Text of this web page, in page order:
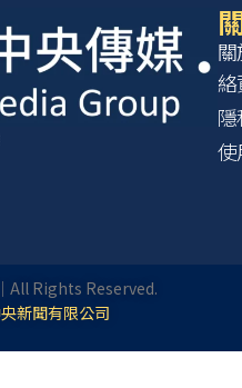
All Rights Reserved.
新聞有限公司